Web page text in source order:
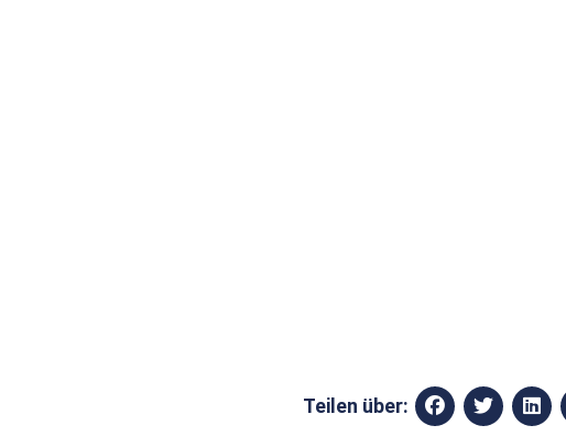
Teilen über: